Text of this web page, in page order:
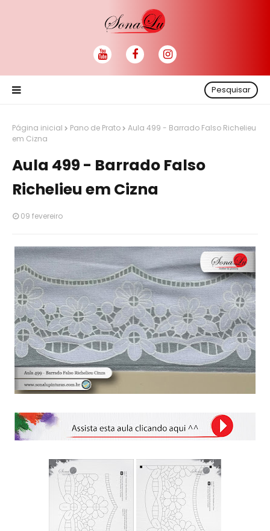
Pesquisar
Página inicial Pano de Prato
Aula 499 - Barrado Falso Richelieu
em Cizna
Aula 499 - Barrado Falso
Richelieu em Cizna
09 fevereiro